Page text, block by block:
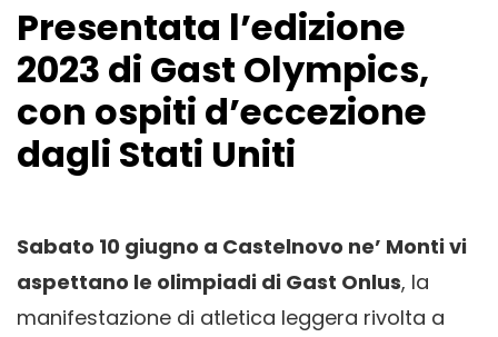
Presentata l’edizione
2023 di Gast Olympics,
con ospiti d’eccezione
dagli Stati Uniti
Sabato 10 giugno a Castelnovo ne’ Monti vi
aspettano le olimpiadi di Gast Onlus, la
manifestazione di atletica leggera rivolta a